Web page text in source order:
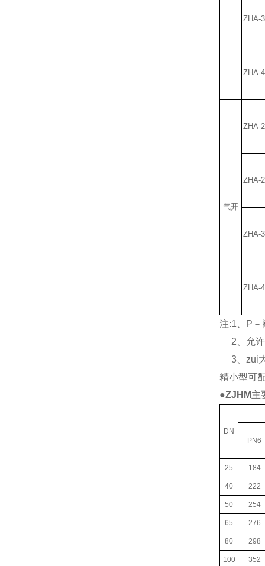
ZHA-
ZHA-
气开
ZHA-
ZHA-
ZHA-
ZHA-
注:1、P－
2、允许
3、zui大
精小型可
●ZJHM主
DN
PN6
25 184
40 222
50 254
65 276
80 298
100 352